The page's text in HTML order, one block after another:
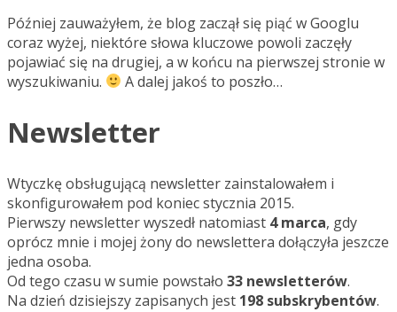
Później zauważyłem, że blog zaczął się piąć w Googlu
coraz wyżej, niektóre słowa kluczowe powoli zaczęły
pojawiać się na drugiej, a w końcu na pierwszej stronie w
wyszukiwaniu.
A dalej jakoś to poszło…
Newsletter
Wtyczkę obsługującą newsletter zainstalowałem i
skonfigurowałem pod koniec stycznia 2015.
Pierwszy newsletter wyszedł natomiast 4 marca, gdy
oprócz mnie i mojej żony do newslettera dołączyła jeszcze
jedna osoba.
Od tego czasu w sumie powstało 33 newsletterów.
Na dzień dzisiejszy zapisanych jest 198 subskrybentów.